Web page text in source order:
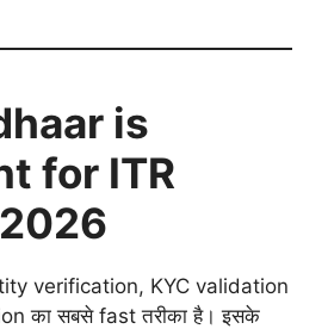
is
for ITR
verification, KYC validation
का सबसे fast तरीका है। इसके